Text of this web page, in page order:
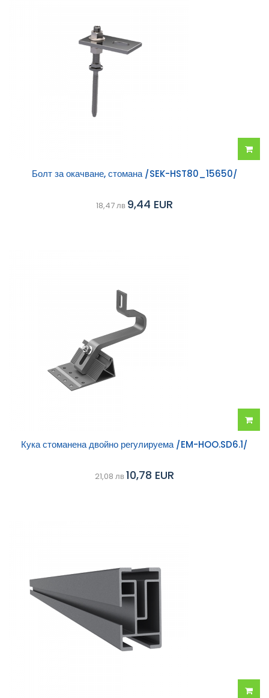
Болт за окачване, стомана /SEK-HST80_15650/
18,47 лв 9,44 EUR
Кука стоманена двойно регулируема /EM-HOO.SD6.1/
21,08 лв10,78 EUR